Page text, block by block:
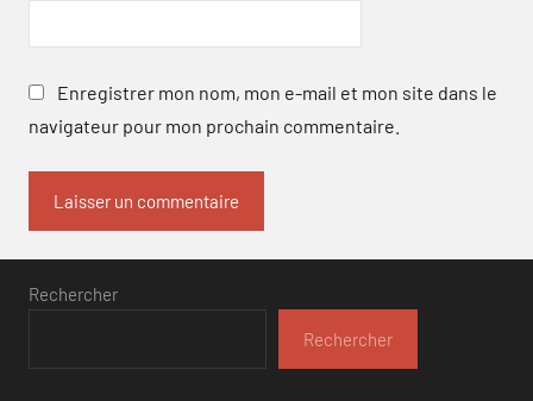
Enregistrer mon nom, mon e-mail et mon site dans le
navigateur pour mon prochain commentaire.
Rechercher
Rechercher